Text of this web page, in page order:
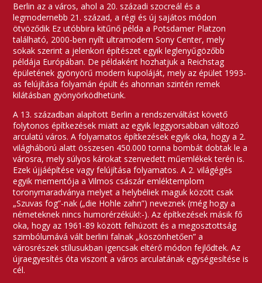
Berlin az a város, ahol a 20. századi szocreál és a
legmodernebb 21. század, a régi és új sajátos módon
ötvöződik Ez utóbbira kitűnő példa a Potsdamer Platzon
található, 2000-ben nyílt ultramodern Sony Center, mely
sokak szerint a jelenkori építészet egyik leglenyűgözőbb
példája Európában. De példaként hozhatjuk a Reichstag
épületének gyönyörű modern kupoláját, mely az épület 1993-
as felújítása folyamán épült és ahonnan szintén remek
kilátásban gyönyörködhetünk.
A 13. században alapított Berlin a rendszerváltást követő
folytonos építkezések miatt az egyik leggyorsabban változó
arculatú város. A folyamatos építkezések egyik oka, hogy a 2.
világháború alatt összesen 450.000 tonna bombát dobtak le a
városra, mely súlyos károkat szenvedett műemlékek terén is.
Ezek újjáépítése vagy felújítása folyamatos. A 2. világégés
egyik mementója a Vilmos császár emléktemplom
toronymaradványa melyet a helybéliek maguk között csak
„Szuvas fog”-nak („die Hohle zahn”) neveznek (még hogy a
németeknek nincs humorérzékük!:-). Az építkezések másik fő
oka, hogy az 1961-89 között felhúzott és a megosztottság
szimbólumává vált berlini falnak „köszönhetően” a
városrészek stílusukban igencsak eltérő módon fejlődtek. Az
újraegyesítés óta viszont a város arculatának egységesítése is
cél.